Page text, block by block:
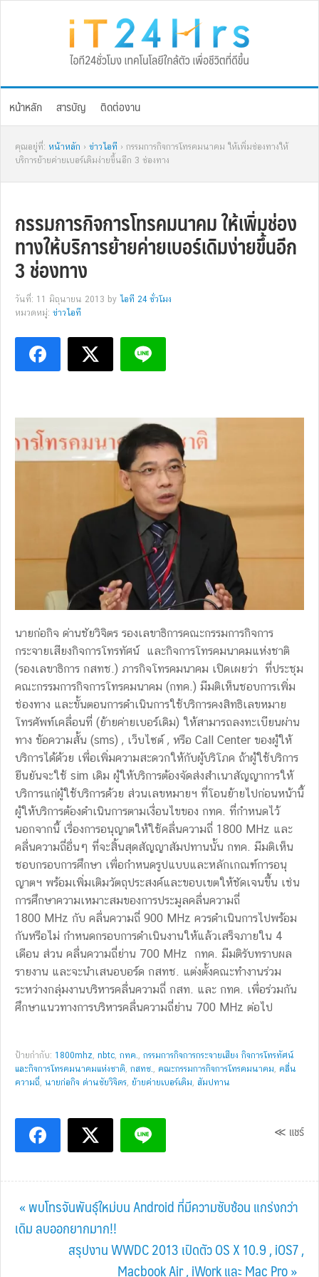
หน้าหลัก สารบัญ ติดต่องาน
คุณอยู่ที่: หน้าหลัก › ข่าวไอที › กรรมการกิจการโทรคมนาคม ให้เพิ่มช่องทางให้
บริการย้ายค่ายเบอร์เดิมง่ายขึ้นอีก 3 ช่องทาง
กรรมการกิจการโทรคมนาคม ให้เพิ่มช่อง
ทางให้บริการย้ายค่ายเบอร์เดิมง่ายขึ้นอีก
3 ช่องทาง
วันที่: 11 มิถุนายน 2013 by ไอที 24 ชั่วโมง
หมวดหมู่: ข่าวไอที
นายก่อกิจ ด่านชัยวิจิตร รองเลขาธิการคณะกรรมการกิจการ
กระจายเสียงกิจการโทรทัศน์ และกิจการโทรคมนาคมแห่งชาติ
(รองเลขาธิการ กสทช.) ภารกิจโทรคมนาคม เปิดเผยว่า ที่ประชุม
คณะกรรมการกิจการโทรคมนาคม (กทค.) มีมติเห็นชอบการเพิ่ม
ช่องทาง และขั้นตอนการดำเนินการใช้บริการคงสิทธิเลขหมาย
โทรศัพท์เคลื่อนที่ (ย้ายค่ายเบอร์เดิม) ให้สามารถลงทะเบียนผ่าน
ทาง ข้อความสั้น (sms) , เว็บไซต์ , หรือ Call Center ของผู้ให้
บริการได้ด้วย เพื่อเพิ่มความสะดวกให้กับผู้บริโภค ถ้าผู้ใช้บริการ
ยืนยันจะใช้ sim เดิม ผู้ให้บริการต้องจัดส่งสำเนาสัญญาการให้
บริการแก่ผู้ใช้บริการด้วย ส่วนเลขหมายฯ ที่โอนย้ายไปก่อนหน้านี้
ผู้ให้บริการต้องดำเนินการตามเงื่อนไขของ กทค. ที่กำหนดไว้
นอกจากนี้ เรื่องการอนุญาตให้ใช้คลื่นความถี่ 1800 MHz และ
คลื่นความถี่อื่นๆ ที่จะสิ้นสุดสัญญาสัมปทานนั้น กทค. มีมติเห็น
ชอบกรอบการศึกษา เพื่อกำหนดรูปแบบและหลักเกณฑ์การอนุ
ญาตฯ พร้อมเพิ่มเติมวัตถุประสงค์และขอบเขตให้ชัดเจนขึ้น เช่น
การศึกษาความเหมาะสมของการประมูลคลื่นความถี่
1800 MHz กับ คลื่นความถี่ 900 MHz ควรดำเนินการไปพร้อม
กันหรือไม่ กำหนดกรอบการดำเนินงานให้แล้วเสร็จภายใน 4
เดือน ส่วน คลื่นความถี่ย่าน 700 MHz กทค. มีมติรับทราบผล
รายงาน และจะนำเสนอบอร์ด กสทช. แต่งตั้งคณะทำงานร่วม
ระหว่างกลุ่มงานบริหารคลื่นความถี่ กสท. และ กทค. เพื่อร่วมกัน
ศึกษาแนวทางการบริหารคลื่นความถี่ย่าน 700 MHz ต่อไป
ป้ายกำกับ: 1800mhz, nbtc, กทค., กรรมการกิจการกระจายเสียง กิจการโทรทัศน์
และกิจการโทรคมนาคมแห่งชาติ, กสทช., คณะกรรมการกิจการโทรคมนาคม, คลื่น
ความถี่, นายก่อกิจ ด่านชัยวิจิตร, ย้ายค่ายเบอร์เดิม, สัมปทาน
≪ แชร์
Previous
Post:
« พบโทรจันพันธุ์ใหม่บน Android ที่มีความซับซ้อน แกร่งกว่า
เดิม ลบออกยากมาก!!
Next
สรุปงาน WWDC 2013 เปิดตัว OS X 10.9 , iOS7 ,
Macbook Air , iWork และ Mac Pro »